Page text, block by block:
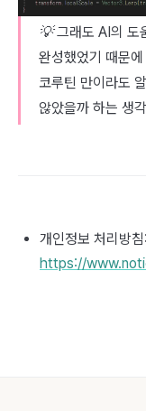
💡 그래도 AI의 도
완성했었기 때문
코루틴 만이라도
않았을까 하는 생
개인정보 처리방침:
https://